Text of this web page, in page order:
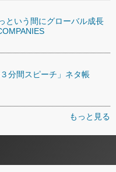
という間にグローバル成長
分間スピーチ」ネタ帳
もっと見る